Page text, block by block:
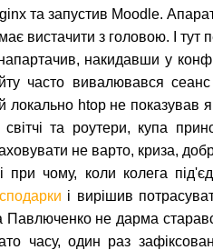
та запустив Moodle.
вистачити з головою. І
накидавши у
часто вивалювався
htop не показував
та роутери, купа
не варто, криза,
при чому, коли колега
і вирішив
Павлюченко не дарма
часу, один раз